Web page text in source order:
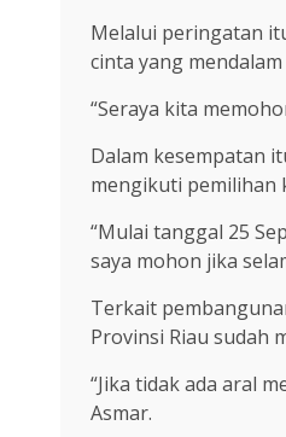
Melalui peringatan
cinta yang
“Seraya kita
Dalam kesempatan
mengikuti pemilihan
“Mulai tanggal 25
saya mohon jika
Terkait
Provinsi Riau sudah
“Jika tidak ada aral
Asmar.